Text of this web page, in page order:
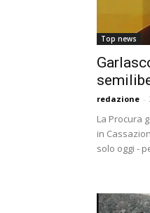
Top news
redazione -
La Procura
in
solo oggi -